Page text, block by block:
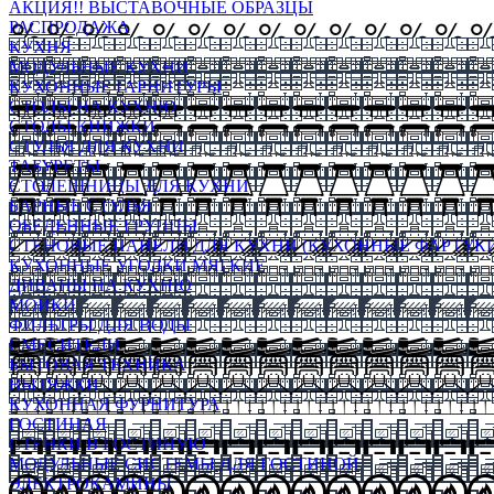
АКЦИЯ!! ВЫСТАВОЧНЫЕ ОБРАЗЦЫ
РАСПРОДАЖА
КУХНЯ
МОДУЛЬНЫЕ КУХНИ
КУХОННЫЕ ГАРНИТУРЫ
СТОЛЫ НА КУХНЮ
СТОЛЫ КНИЖКИ
СТУЛЬЯ ДЛЯ КУХНИ
ТАБУРЕТЫ
СТОЛЕШНИЦЫ ДЛЯ КУХНИ
БАРНЫЕ СТУЛЬЯ
ОБЕДЕННЫЕ ГРУППЫ
СТЕНОВЫЕ ПАНЕЛИ ДЛЯ КУХНИ (КУХОННЫЕ
КУХОННЫЕ УГОЛКИ МЯГКИЕ
ДИВАНЫ НА КУХНЮ
МОЙКИ
ФИЛЬТРЫ ДЛЯ ВОДЫ
СМЕСИТЕЛИ
БЫТОВАЯ ТЕХНИКА
ВЫТЯЖКИ
КУХОННАЯ ФУРНИТУРА
ГОСТИНАЯ
СТЕНКИ В ГОСТИНУЮ
МОДУЛЬНЫЕ СИСТЕМЫ ДЛЯ ГОСТИНОЙ
ЭЛЕКТРОКАМИНЫ